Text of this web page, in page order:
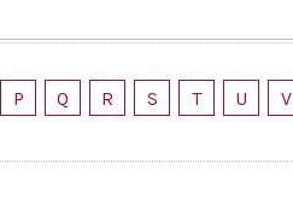
P Q R S T U V